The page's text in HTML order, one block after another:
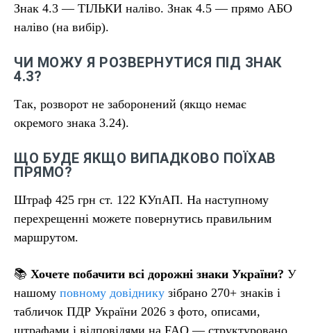
Знак 4.3 — ТІЛЬКИ наліво. Знак 4.5 — прямо АБО
наліво (на вибір).
ЧИ МОЖУ Я РОЗВЕРНУТИСЯ ПІД ЗНАК
4.3?
Так, розворот не заборонений (якщо немає
окремого знака 3.24).
ЩО БУДЕ ЯКЩО ВИПАДКОВО ПОЇХАВ
ПРЯМО?
Штраф 425 грн ст. 122 КУпАП. На наступному
перехрещенні можете повернутись правильним
маршрутом.
📚 Хочете побачити всі дорожні знаки України? У
нашому повному довіднику зібрано 270+ знаків і
табличок ПДР України 2026 з фото, описами,
штрафами і відповідями на FAQ — структуровано